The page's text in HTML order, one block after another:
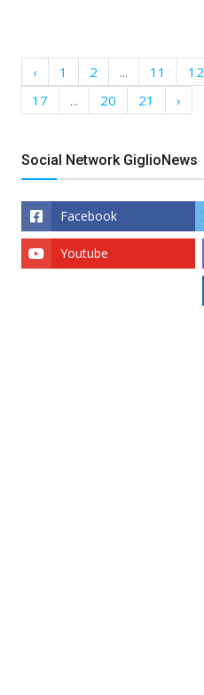
‹ 1 2 ... 11 12
17
... 20 21 ›
Social Network GiglioNews
Facebook
Youtube